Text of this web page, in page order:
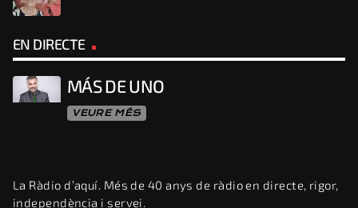
EN DIRECTE
MÁS DE UNO
VEURE MÉS
La Ràdio d’aquí. Més de 40 anys de ràdio en directe, rigor,
independència i servei.